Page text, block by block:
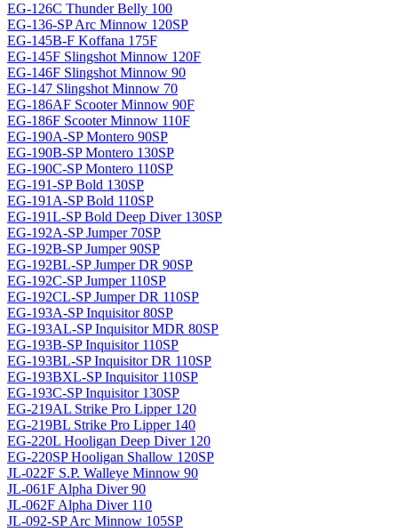
EG-126C Thunder Belly 100
EG-136-SP Arc Minnow 120SP
EG-145B-F Koffana 175F
EG-145F Slingshot Minnow 120F
EG-146F Slingshot Minnow 90
EG-147 Slingshot Minnow 70
EG-186AF Scooter Minnow 90F
EG-186F Scooter Minnow 110F
EG-190A-SP Montero 90SP
EG-190B-SP Montero 130SP
EG-190C-SP Montero 110SP
EG-191-SP Bold 130SP
EG-191A-SP Bold 110SP
EG-191L-SP Bold Deep Diver 130SP
EG-192A-SP Jumper 70SP
EG-192B-SP Jumper 90SP
EG-192BL-SP Jumper DR 90SP
EG-192C-SP Jumper 110SP
EG-192CL-SP Jumper DR 110SP
EG-193A-SP Inquisitor 80SP
EG-193AL-SP Inquisitor MDR 80SP
EG-193B-SP Inquisitor 110SP
EG-193BL-SP Inquisitor DR 110SP
EG-193BXL-SP Inquisitor 110SP
EG-193C-SP Inquisitor 130SP
EG-219AL Strike Pro Lipper 120
EG-219BL Strike Pro Lipper 140
EG-220L Hooligan Deep Diver 120
EG-220SP Hooligan Shallow 120SP
JL-022F S.P. Walleye Minnow 90
JL-061F Alpha Diver 90
JL-062F Alpha Diver 110
JL-092-SP Arc Minnow 105SP